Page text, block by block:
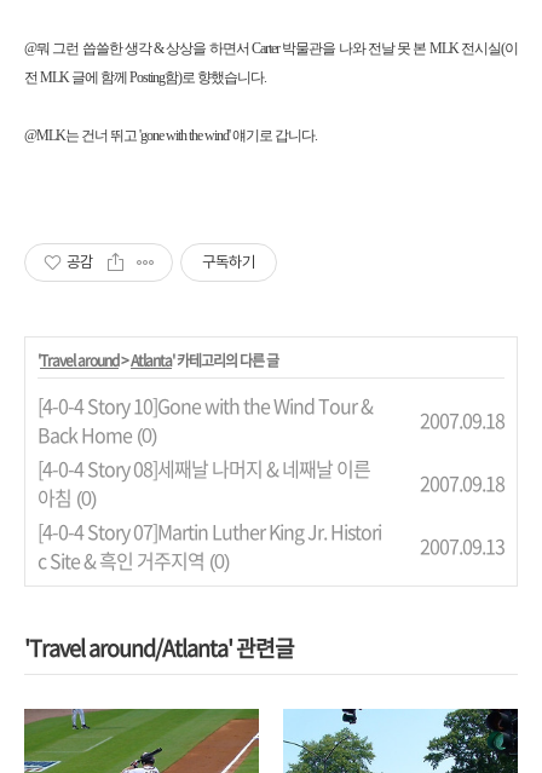
@뭐 그런 씁쓸한 생각 & 상상을 하면서 Carter 박물관을 나와 전날 못 본 MLK 전시실(이
전 MLK 글에 함께 Posting함)로 향했습니다.
@MLK는 건너 뛰고 'gone with the wind' 얘기로 갑니다.
공감 구독하기
'Travel around>Atlanta' 카테고리의 다른 글
[4-0-4 Story 10]Gone with the Wind Tour &
Back Home (0)
2007.09.18
[4-0-4 Story 08]세째날 나머지 & 네째날 이른
아침 (0)
2007.09.18
[4-0-4 Story 07]Martin Luther King Jr. Histori
c Site & 흑인 거주지역 (0)
2007.09.13
'Travel around/Atlanta' 관련글